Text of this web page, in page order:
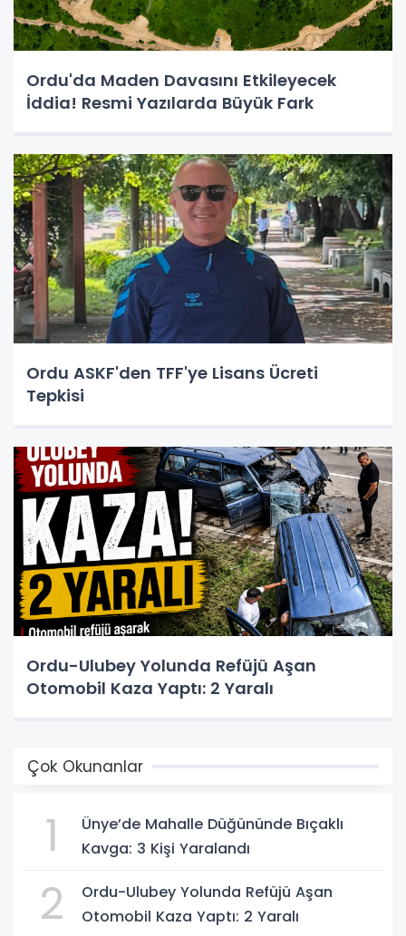
Ordu'da Maden Davasını Etkileyecek
İddia! Resmi Yazılarda Büyük Fark
Ordu ASKF'den TFF'ye Lisans Ücreti
Tepkisi
Ordu-Ulubey Yolunda Refüjü Aşan
Otomobil Kaza Yaptı: 2 Yaralı
Çok Okunanlar
1
Ünye’de Mahalle Düğününde Bıçaklı
Kavga: 3 Kişi Yaralandı
2
Ordu-Ulubey Yolunda Refüjü Aşan
Otomobil Kaza Yaptı: 2 Yaralı